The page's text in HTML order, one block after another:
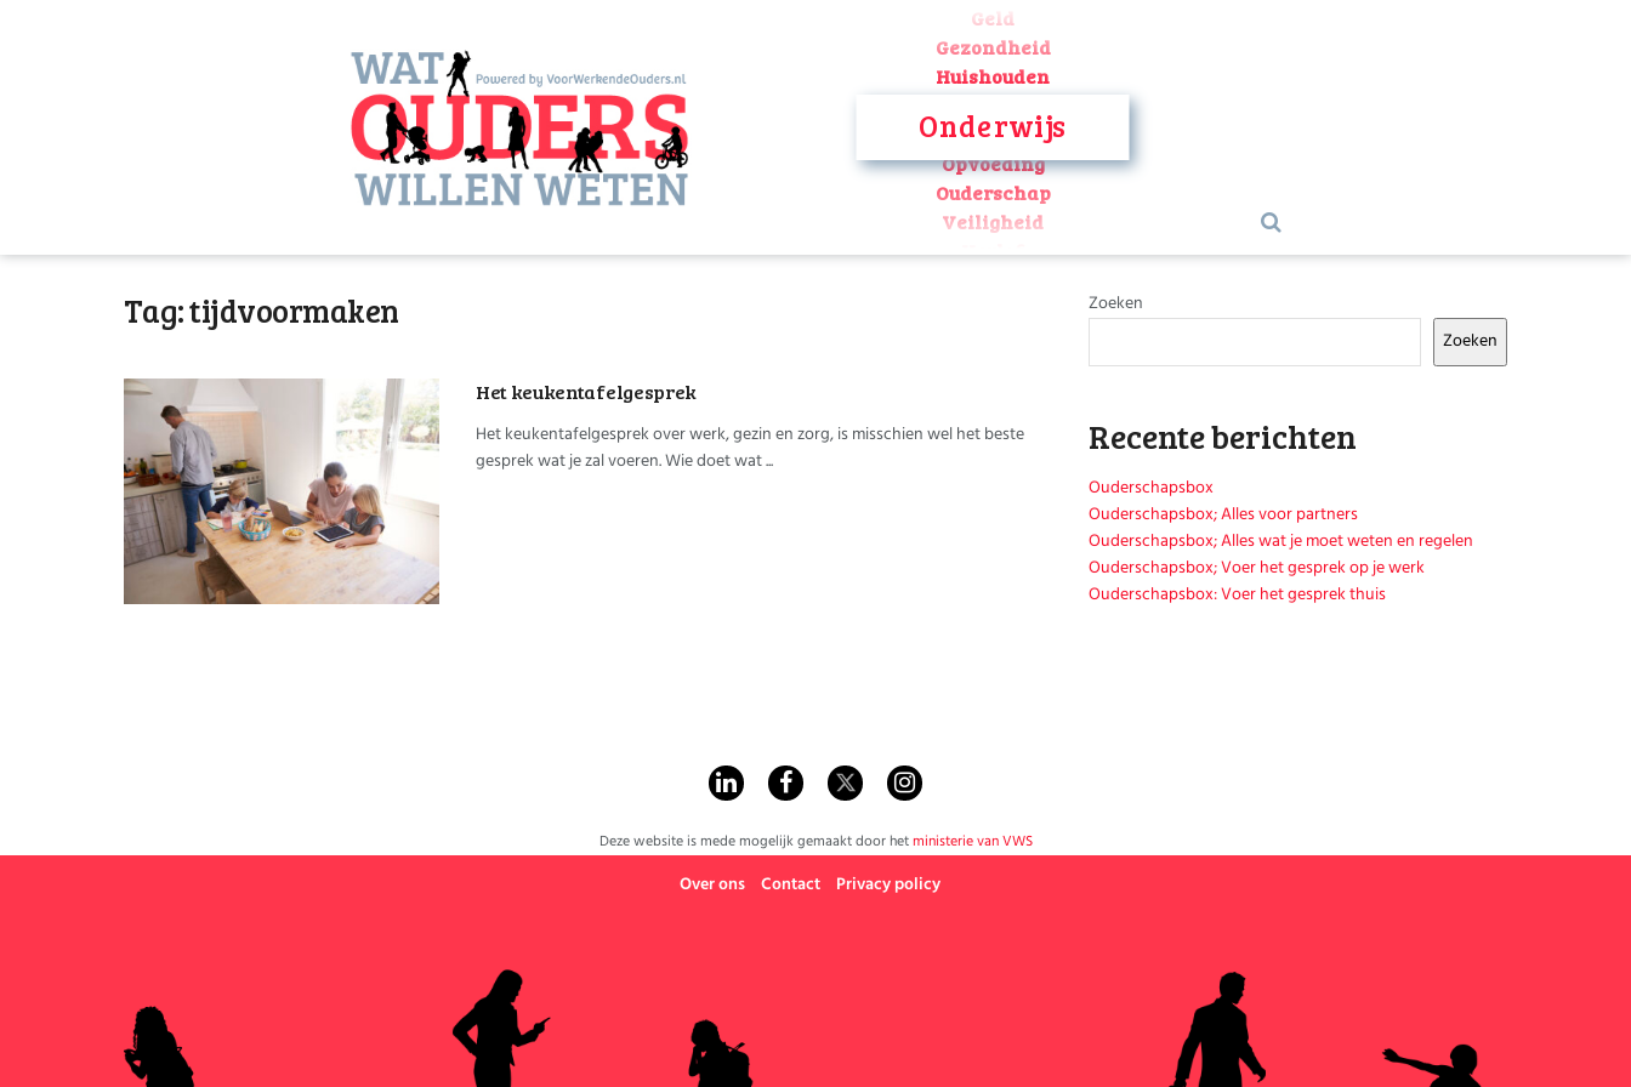
Geld
Gezondheid
Huishouden
Onderwijs
Opvoeding
Ouderschap
Veiligheid
Verlof
Onderwijs
Onderwijs
Tag:tijdvoormaken
Het keukentafelgesprek
Het keukentafelgesprek over werk, gezin en zorg, is misschien wel het beste
gesprek wat je zal voeren. Wie doet wat ...
Zoeken
Zoeken
Recente berichten
Ouderschapsbox
Ouderschapsbox; Alles voor partners
Ouderschapsbox; Alles wat je moet weten en regelen
Ouderschapsbox; Voer het gesprek op je werk
Ouderschapsbox: Voer het gesprek thuis
Deze website is mede mogelijk gemaakt door het ministerie van VWS
Over ons Contact Privacy policy